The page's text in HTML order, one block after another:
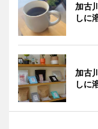
加古
しに
加古
しに